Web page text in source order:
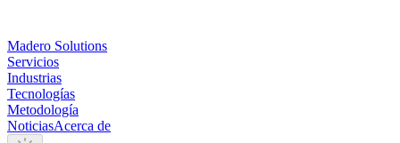
Madero Solutions
Servicios
Industrias
Tecnologías
Metodología
NoticiasAcerca de